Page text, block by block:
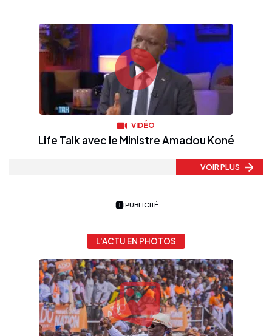
VIDÉO
Life Talk avec le Ministre Amadou Koné
VOIR PLUS
PUBLICITÉ
L'ACTU EN PHOTOS